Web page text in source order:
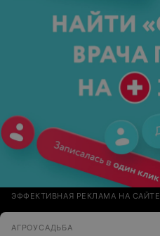
ЭФФЕКТИВНАЯ РЕКЛАМА НА САЙТЕ
АГРОУСАДЬБА